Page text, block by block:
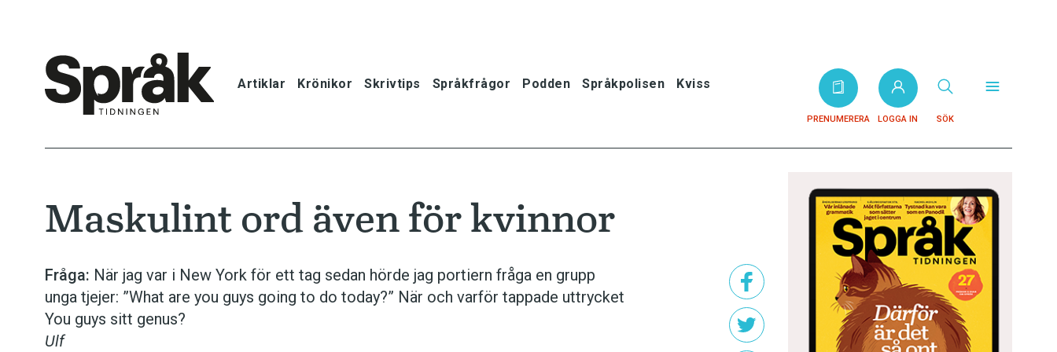
Artiklar Krönikor Skrivtips Språkfrågor Podden Språkpolisen Kviss
PRENUMERERA LOGGA IN SÖK
Krönikor
Skrivtips
Maskulint ord även för kvinnor
Fråga: När jag var i New York för ett tag sedan hörde jag portiern fråga en grupp
unga tjejer: ”What are you guys going to do today?” När och varför tappade uttrycket
You guys sitt genus?
Ulf